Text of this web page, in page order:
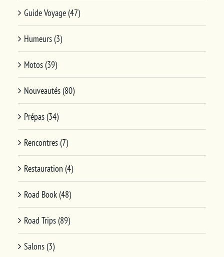
Guide Voyage (47)
Humeurs (3)
Motos (39)
Nouveautés (80)
Prépas (34)
Rencontres (7)
Restauration (4)
Road Book (48)
Road Trips (89)
Salons (3)